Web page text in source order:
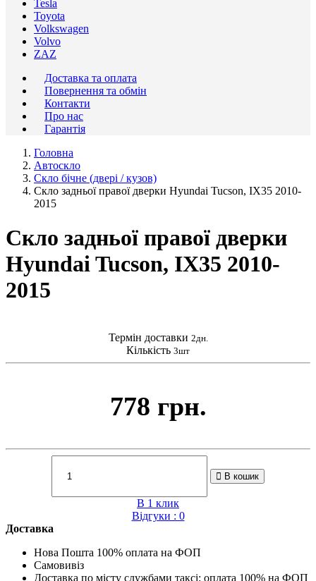
Tesla
Toyota
Volkswagen
Volvo
ZAZ
Доставка та оплата
Повернення та обмін
Контакти
Про нас
Гарантія
Головна
Автоскло
Скло бічне (двері / кузов)
Скло задньої правої дверки Hyundai Tucson, IX35 2010-
2015
Скло задньої правої дверки
Hyundai Tucson, IX35 2010-
2015
Термін доставки 2дн.
Кількість 3шт
778 грн.
В кошик
В 1 клик
Відгуки : 0
Доставка
Нова Пошта 100% оплата на ФОП
Самовивіз
Доставка по місту службами таксі: оплата 100% на ФОП